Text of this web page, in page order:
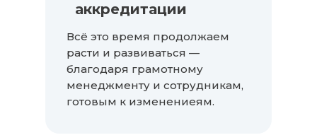
Всё это время продолжаем
расти и развиваться —
благодаря грамотному
менеджменту и сотрудникам,
готовым к изменениеям.
аккредитации